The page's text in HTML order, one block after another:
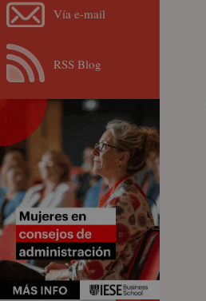
Vía e-mail
RSS Blog